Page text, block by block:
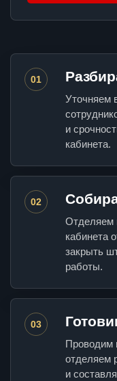
01
Уточняем
и
кабинета.
02
Отделяем
кабинета
закрыть
работы.
03
Проводим
отделяем
и